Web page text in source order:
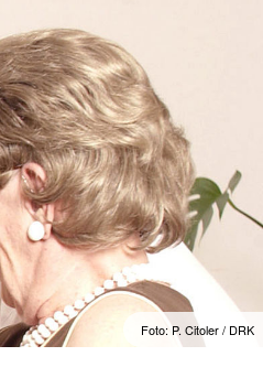
Foto: P. Citoler / DRK